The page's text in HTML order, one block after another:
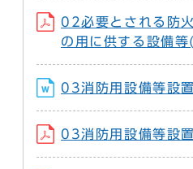
02必要とされる防
の用に供する設備
03消防用設備等設
03消防用設備等設